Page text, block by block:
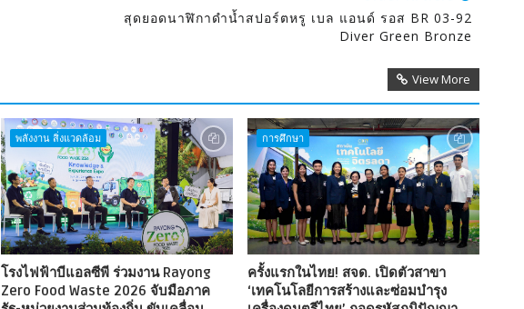
สุดยอดนาฬิกาดำน้ำสปอร์ตหรู เบล แอนด์ รอส BR 03-92
Diver Green Bronze
View More
พลังงาน สิ่งแวดล้อม
โรงไฟฟ้าบีแอลซีพี ร่วมงาน Rayong
Zero Food Waste 2026 จับมือภาค
การศึกษา
ครั้งแรกในไทย! สจด. เปิดตัวสาขา
‘เทคโนโลยีการสร้างและซ่อมบำรุง